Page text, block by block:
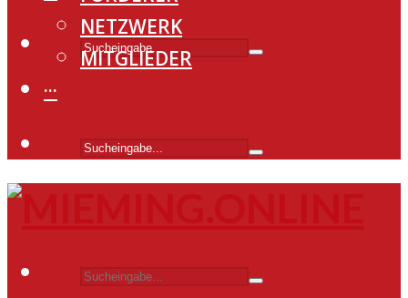
NETZWERK
MITGLIEDER
···